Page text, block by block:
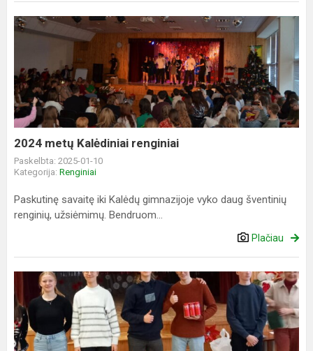
2024
renginiai
2024 metų Kalėdiniai renginiai
Paskelbta: 2025-01-10
Kategorija: Renginiai
Paskutinę savaitę iki Kalėdų gimnazijoje vyko daug šventinių
renginių, užsiėmimų. Bendruom...
Plačiau
2024-
ųjų
metų
Ramučių
gimnazijos